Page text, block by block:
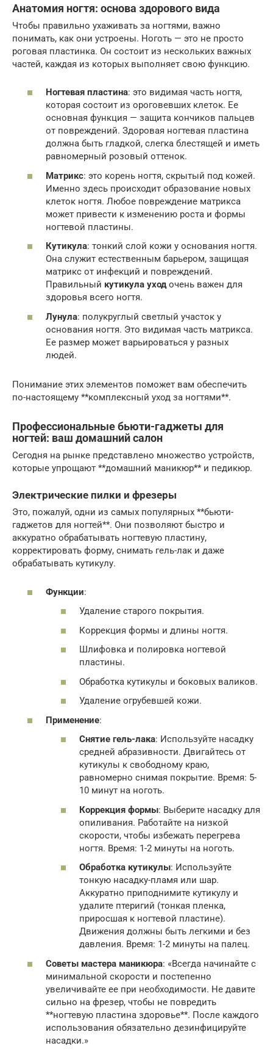
Анатомия ногтя: основа здорового вида
Чтобы правильно ухаживать за ногтями, важно
понимать, как они устроены. Ноготь — это не просто
роговая пластинка. Он состоит из нескольких важных
частей, каждая из которых выполняет свою функцию.
Ногтевая пластина: это видимая часть ногтя,
которая состоит из ороговевших клеток. Ее
основная функция — защита кончиков пальцев
от повреждений. Здоровая ногтевая пластина
должна быть гладкой, слегка блестящей и иметь
равномерный розовый оттенок.
Матрикс: это корень ногтя, скрытый под кожей.
Именно здесь происходит образование новых
клеток ногтя. Любое повреждение матрикса
может привести к изменению роста и формы
ногтевой пластины.
Кутикула: тонкий слой кожи у основания ногтя.
Она служит естественным барьером, защищая
матрикс от инфекций и повреждений.
Правильный кутикула уходочень важен для
здоровья всего ногтя.
Лунула: полукруглый светлый участок у
основания ногтя. Это видимая часть матрикса.
Ее размер может варьироваться у разных
людей.
Понимание этих элементов поможет вам обеспечить
по-настоящему **комплексный уход за ногтями**.
Профессиональные бьюти-гаджеты для
ногтей: ваш домашний салон
Сегодня на рынке представлено множество устройств,
которые упрощают **домашний маникюр** и педикюр.
Электрические пилки и фрезеры
Это, пожалуй, одни из самых популярных **бьюти-
гаджетов для ногтей**. Они позволяют быстро и
аккуратно обрабатывать ногтевую пластину,
корректировать форму, снимать гель-лак и даже
обрабатывать кутикулу.
Функции:
Удаление старого покрытия.
Коррекция формы и длины ногтя.
Шлифовка и полировка ногтевой
пластины.
Обработка кутикулы и боковых валиков.
Удаление огрубевшей кожи.
Применение:
Снятие гель-лака: Используйте насадку
средней абразивности. Двигайтесь от
кутикулы к свободному краю,
равномерно снимая покрытие. Время: 5-
10 минут на ноготь.
Коррекция формы: Выберите насадку для
опиливания. Работайте на низкой
скорости, чтобы избежать перегрева
ногтя. Время: 1-2 минуты на ноготь.
Обработка кутикулы: Используйте
тонкую насадку-пламя или шар.
Аккуратно приподнимите кутикулу и
удалите птеригий (тонкая пленка,
приросшая к ногтевой пластине).
Движения должны быть легкими и без
давления. Время: 1-2 минуты на палец.
Советы мастера маникюра: «Всегда начинайте с
минимальной скорости и постепенно
увеличивайте ее при необходимости. Не давите
сильно на фрезер, чтобы не повредить
**ногтевую пластина здоровье**. После каждого
использования обязательно дезинфицируйте
насадки.»